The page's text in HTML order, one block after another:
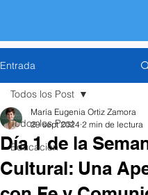
Entrada
Todos los Post
Educación
Todos los Post
Día 1 de la
Cultural: Una
María Eugenia Ortiz Zamora
29 sept 2024 2 min de lectura